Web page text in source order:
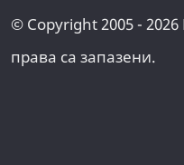
© Copyright 2005 -
права са запазени.